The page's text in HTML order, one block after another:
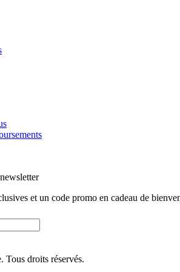
et un code promo en cadeau de
Tous droits réservés.